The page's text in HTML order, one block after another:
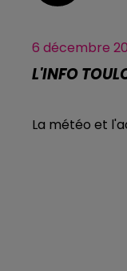
6 décembre
L'INFO
La météo et